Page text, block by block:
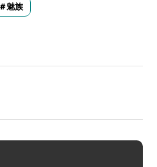
魅族